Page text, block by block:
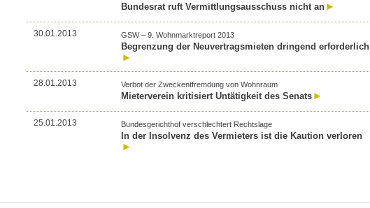
Bundesrat ruft Vermittlungsausschuss nicht an
30.01.2013 GSW – 9. Wohnmarktreport 2013
Begrenzung der Neuvertragsmieten dringend erforderlich
28.01.2013 Verbot der Zweckentfremdung von Wohnraum
Mieterverein kritisiert Untätigkeit des Senats
25.01.2013 Bundesgerichthof verschlechtert Rechtslage
In der Insolvenz des Vermieters ist die Kaution verloren